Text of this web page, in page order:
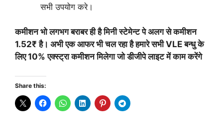
सभी उपयोग करे।
कमीशन भो लगभग बराबर ही है मिनी स्टेमेन्ट पे अलग से कमीशन
1.52₹ है। अभी एक आफर भी चल रहा है हमारे सभी VLE बन्धु के
लिए 10% एक्स्ट्रा कमीशन मिलेगा जो डीजीपे लाइट में काम करेंगे
Share this: